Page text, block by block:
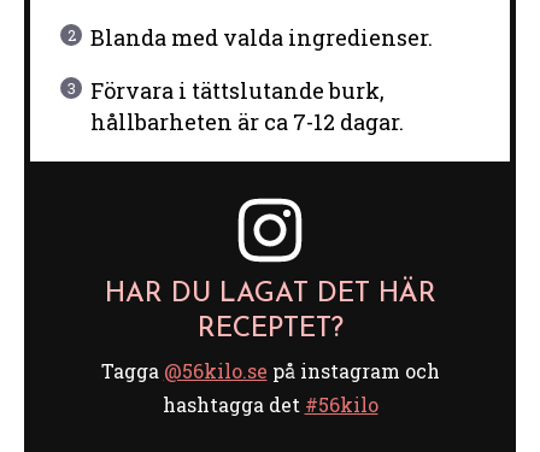
Blanda med valda ingredienser.
Förvara i tättslutande burk,
hållbarheten är ca 7-12 dagar.
HAR DU LAGAT DET HÄR
RECEPTET?
Tagga @56kilo.se på instagram och
hashtagga det #56kilo